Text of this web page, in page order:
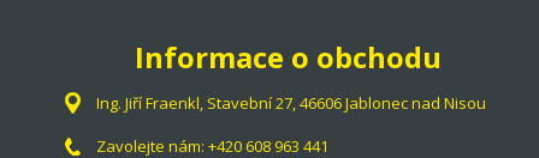
Informace o obchodu
Ing. Jiří Fraenkl, Stavební 27, 46606 Jablonec nad Nisou
Zavolejte nám: +420 608 963 441